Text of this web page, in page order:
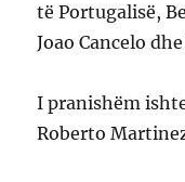
të Portugalisë,
Joao Cancelo
I pranishëm
Roberto